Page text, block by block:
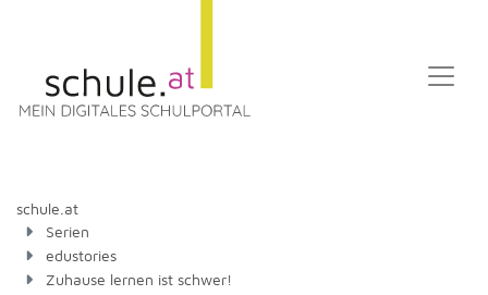
schule.at
Serien
edustories
Zuhause lernen ist schwer!